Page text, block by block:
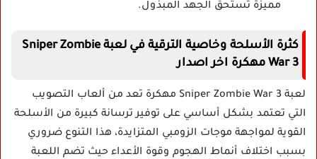
مميزة تستحق الجهد المبذول.
كثرة الأسلحة وخاصية الترقية في لعبة Sniper Zombie
War 3 مهكرة اخر اصدار
لعبة Sniper Zombie War 3 مهكرة تعد من ألعاب التصويب
التي تعتمد بشكل أساسي على توفير ترسانة كبيرة من الأسلحة
القوية لمواجهة موجات الزومبي المتزايدة، هذا التنوع ضروري
بسبب اختلاف أنماط الهجوم وقوة الأعداء حيث تضم اللعبة